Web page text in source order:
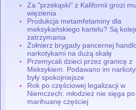
Za "przekąski" z Kalifornii grozi
więzienia
Produkcja metamfetaminy dla
meksykańskiego kartelu? Są
zatrzymania
Żołnierz brygady pancernej
narkotykami na dużą skalę
Przemycali dzieci przez granicę z
Meksykiem. Podawano im
były spokojniejsze
Rok po częściowej legalizacji w
Niemczech: młodzież nie sięga po
marihuanę częściej